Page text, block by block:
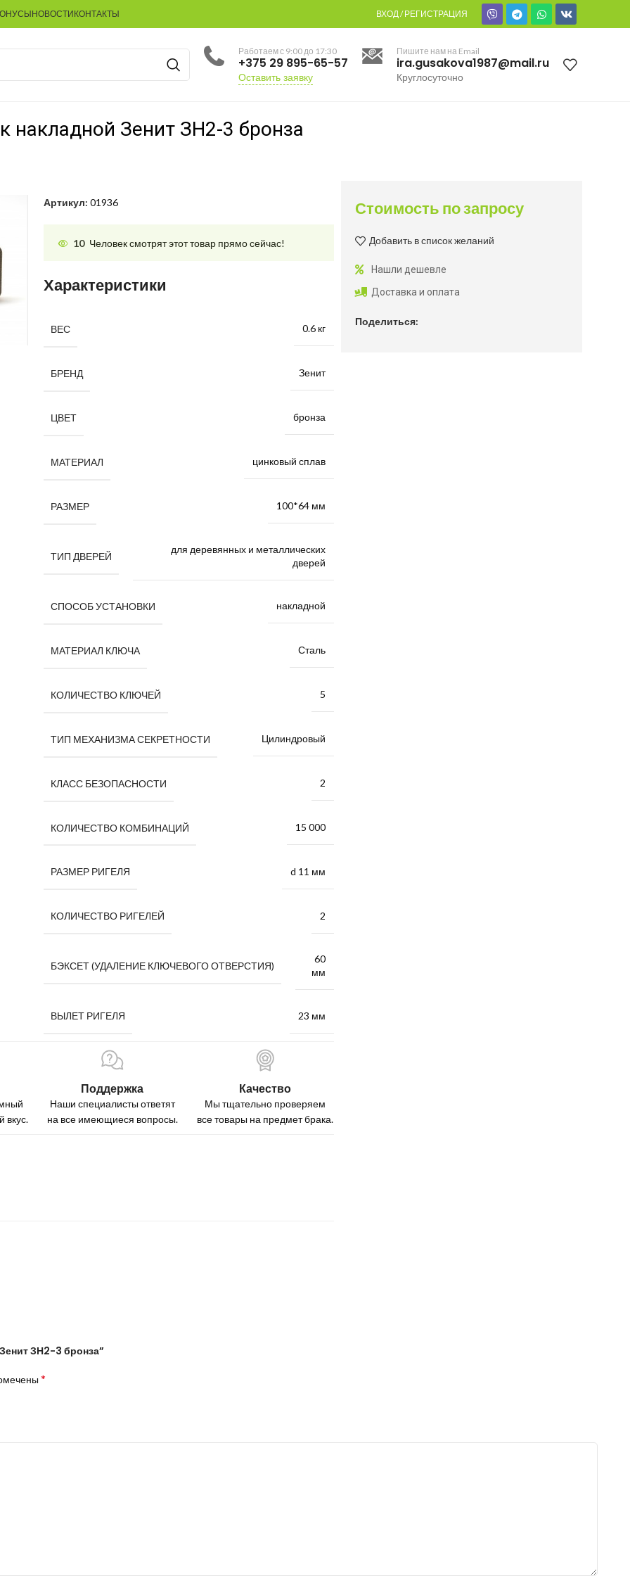
НОВОСТИКОНТАКТЫ ВХОД / РЕГИСТРАЦИЯ
Работаем с 9:00 до 17:30
+375 29 895-65-57
Оставить заявку
Пишите нам на Email
ira.gusakova1987@mail.ru
Круглосуточно
накладной Зенит ЗН2-3 бронза
Артикул: 01936
10 Человек смотрят этот товар прямо сейчас!
Характеристики
ВЕС 0.6 кг
БРЕНД Зенит
ЦВЕТ бронза
МАТЕРИАЛ цинковый сплав
РАЗМЕР 100*64 мм
ТИП ДВЕРЕЙ
для деревянных и металлических
дверей
СПОСОБ УСТАНОВКИ накладной
МАТЕРИАЛ КЛЮЧА Сталь
КОЛИЧЕСТВО КЛЮЧЕЙ 5
ТИП МЕХАНИЗМА СЕКРЕТНОСТИ Цилиндровый
КЛАСС БЕЗОПАСНОСТИ 2
КОЛИЧЕСТВО КОМБИНАЦИЙ 15 000
РАЗМЕР РИГЕЛЯ d 11 мм
КОЛИЧЕСТВО РИГЕЛЕЙ 2
БЭКСЕТ (УДАЛЕНИЕ КЛЮЧЕВОГО ОТВЕРСТИЯ)
60
мм
ВЫЛЕТ РИГЕЛЯ 23 мм
вкус.
Поддержка
Наши специалисты ответят
на все имеющиеся вопросы.
Качество
Мы тщательно проверяем
все товары на предмет брака.
Стоимость по запросу
Добавить в список желаний
Нашли дешевле
Доставка и оплата
Поделиться:
ЗН2-3 бронза”
*